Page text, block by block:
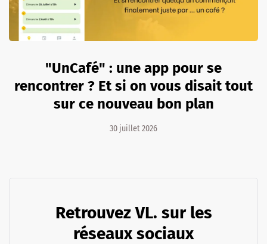
"UnCafé" : une app pour se
rencontrer ? Et si on vous disait tout
sur ce nouveau bon plan
30 juillet 2026
Retrouvez VL. sur les
réseaux sociaux